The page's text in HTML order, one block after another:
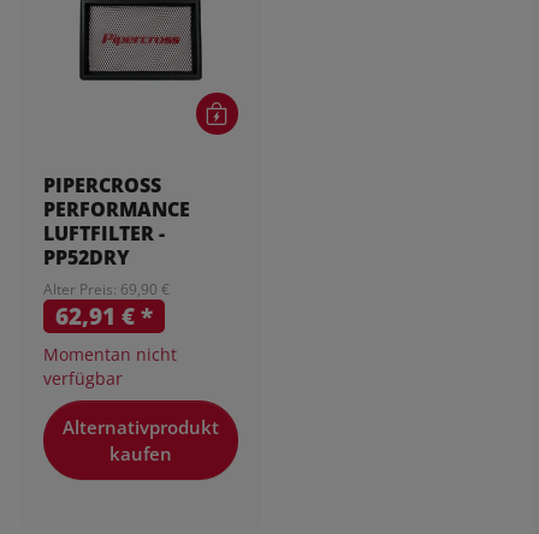
PIPERCROSS
PERFORMANCE
LUFTFILTER -
PP52DRY
Alter Preis: 69,90 €
62,91 €*
Momentan nicht
verfügbar
Alternativprodukt
kaufen